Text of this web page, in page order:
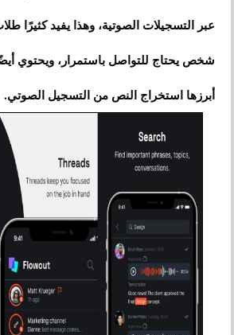
عبر التسجيلات الصوتية، وهذا يفيد كثيرًا
شخص يحتاج للتواصل باستمرار، ويحتوي
أبرزها استخراج النص من التسجيل الصوتي.